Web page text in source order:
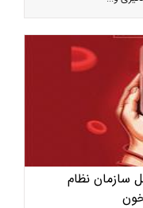
سازمان نظام